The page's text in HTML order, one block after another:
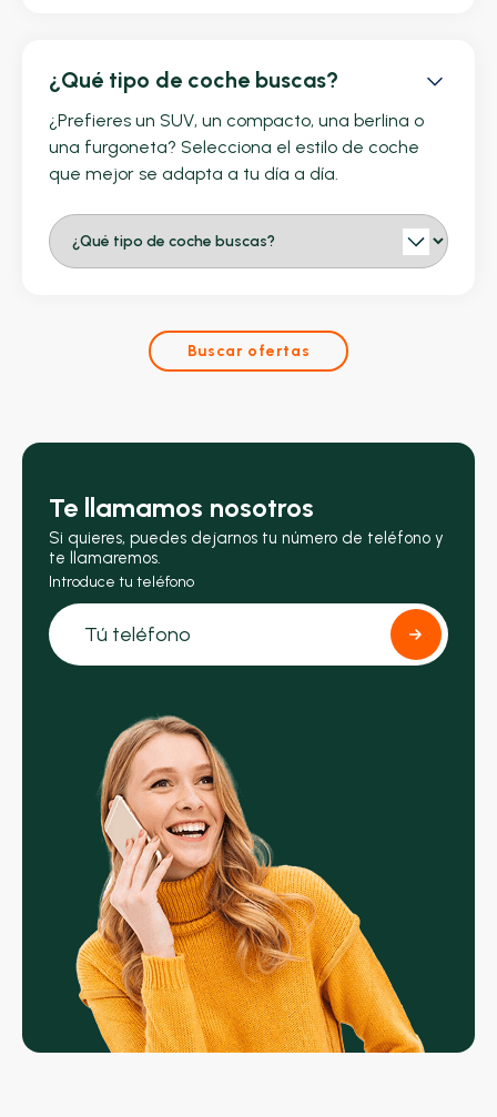
¿Qué tipo de coche buscas?
¿Prefieres un SUV, un compacto, una berlina o
una furgoneta? Selecciona el estilo de coche
que mejor se adapta a tu día a día.
Buscar ofertas
Te llamamos nosotros
Si quieres, puedes dejarnos tu número de teléfono y
te llamaremos.
Introduce tu teléfono